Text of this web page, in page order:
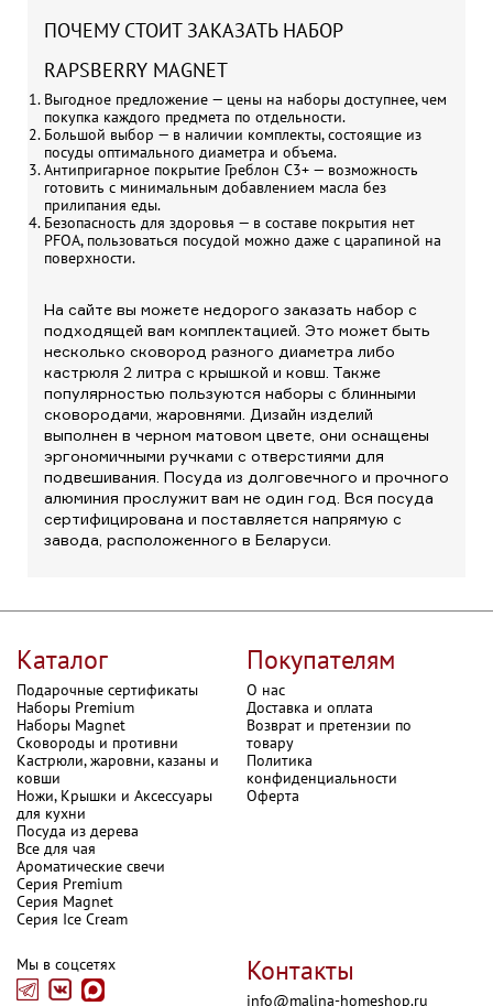
ПОЧЕМУ СТОИТ ЗАКАЗАТЬ НАБОР
RAPSBERRY MAGNET
Выгодное предложение — цены на наборы доступнее, чем
покупка каждого предмета по отдельности.
Большой выбор — в наличии комплекты, состоящие из
посуды оптимального диаметра и объема.
Антипригарное покрытие Греблон C3+ — возможность
готовить с минимальным добавлением масла без
прилипания еды.
Безопасность для здоровья — в составе покрытия нет
PFOA, пользоваться посудой можно даже с царапиной на
поверхности.
На сайте вы можете недорого заказать набор с
подходящей вам комплектацией. Это может быть
несколько сковород разного диаметра либо
кастрюля 2 литра с крышкой и ковш. Также
популярностью пользуются наборы с блинными
сковородами, жаровнями. Дизайн изделий
выполнен в черном матовом цвете, они оснащены
эргономичными ручками с отверстиями для
подвешивания. Посуда из долговечного и прочного
алюминия прослужит вам не один год. Вся посуда
сертифицирована и поставляется напрямую с
завода, расположенного в Беларуси.
Каталог
Подарочные сертификаты
Наборы Premium
Наборы Magnet
Сковороды и противни
Кастрюли, жаровни, казаны и
ковши
Ножи, Крышки и Аксессуары
для кухни
Посуда из дерева
Все для чая
Ароматические свечи
Серия Premium
Серия Magnet
Серия Ice Cream
Покупателям
О нас
Доставка и оплата
Возврат и претензии по
товару
Политика
конфиденциальности
Оферта
Мы в соцсетях Контакты
info@malina-homeshop.ru